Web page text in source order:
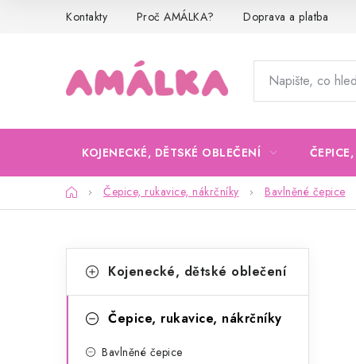
Kontakty Proč AMÁLKA? Doprava a platba
KOJENECKÉ, DĚTSKÉ OBLEČENÍ
DomůČepice, rukavice, nákrčníky Bavlněné čepice
okategorie
a
Kojenecké, dětské oblečení
Čepice, rukavice, nákrčníky
Bavlněné čepice